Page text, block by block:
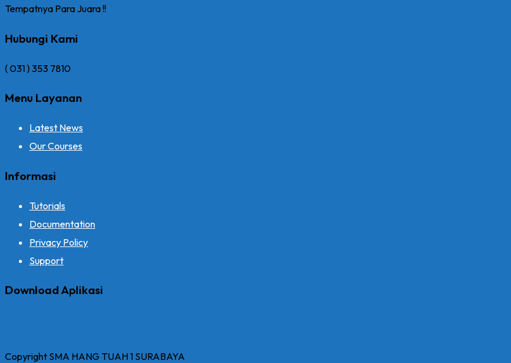
Tempatnya Para Juara !!
Hubungi Kami
( 031 ) 353 7810
Menu Layanan
Latest News
Our Courses
Informasi
Tutorials
Documentation
Privacy Policy
Support
Download Aplikasi
Copyright SMA HANG TUAH 1 SURABAYA